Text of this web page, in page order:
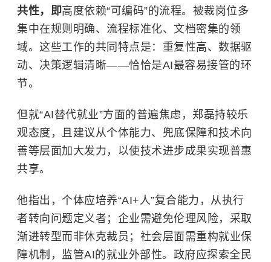
共性，即高度依赖“可编码”的流程。被裁岗位多
集中在规则明确、流程标准化、文档密集的领
域。这些工作的共同特点是：重复性高、数据驱
动、决策逻辑清晰——恰恰是AI最容易接管的环
节。
但就“AI替代就业”方面的普遍焦虑，郑磊持较乐
观态度，且建议从个体能力、兜底保障和技术向
善等层面加大发力，以使技术进步成果实现普惠
共享。
他指出，个体应培养“AI+人”复合能力，从执行
者转向问题定义者；企业需避免伦理风险，采取
渐进转型而非休克裁员；社会层面需重构就业保
障机制，监管AI的就业外部性。政府应探索全民